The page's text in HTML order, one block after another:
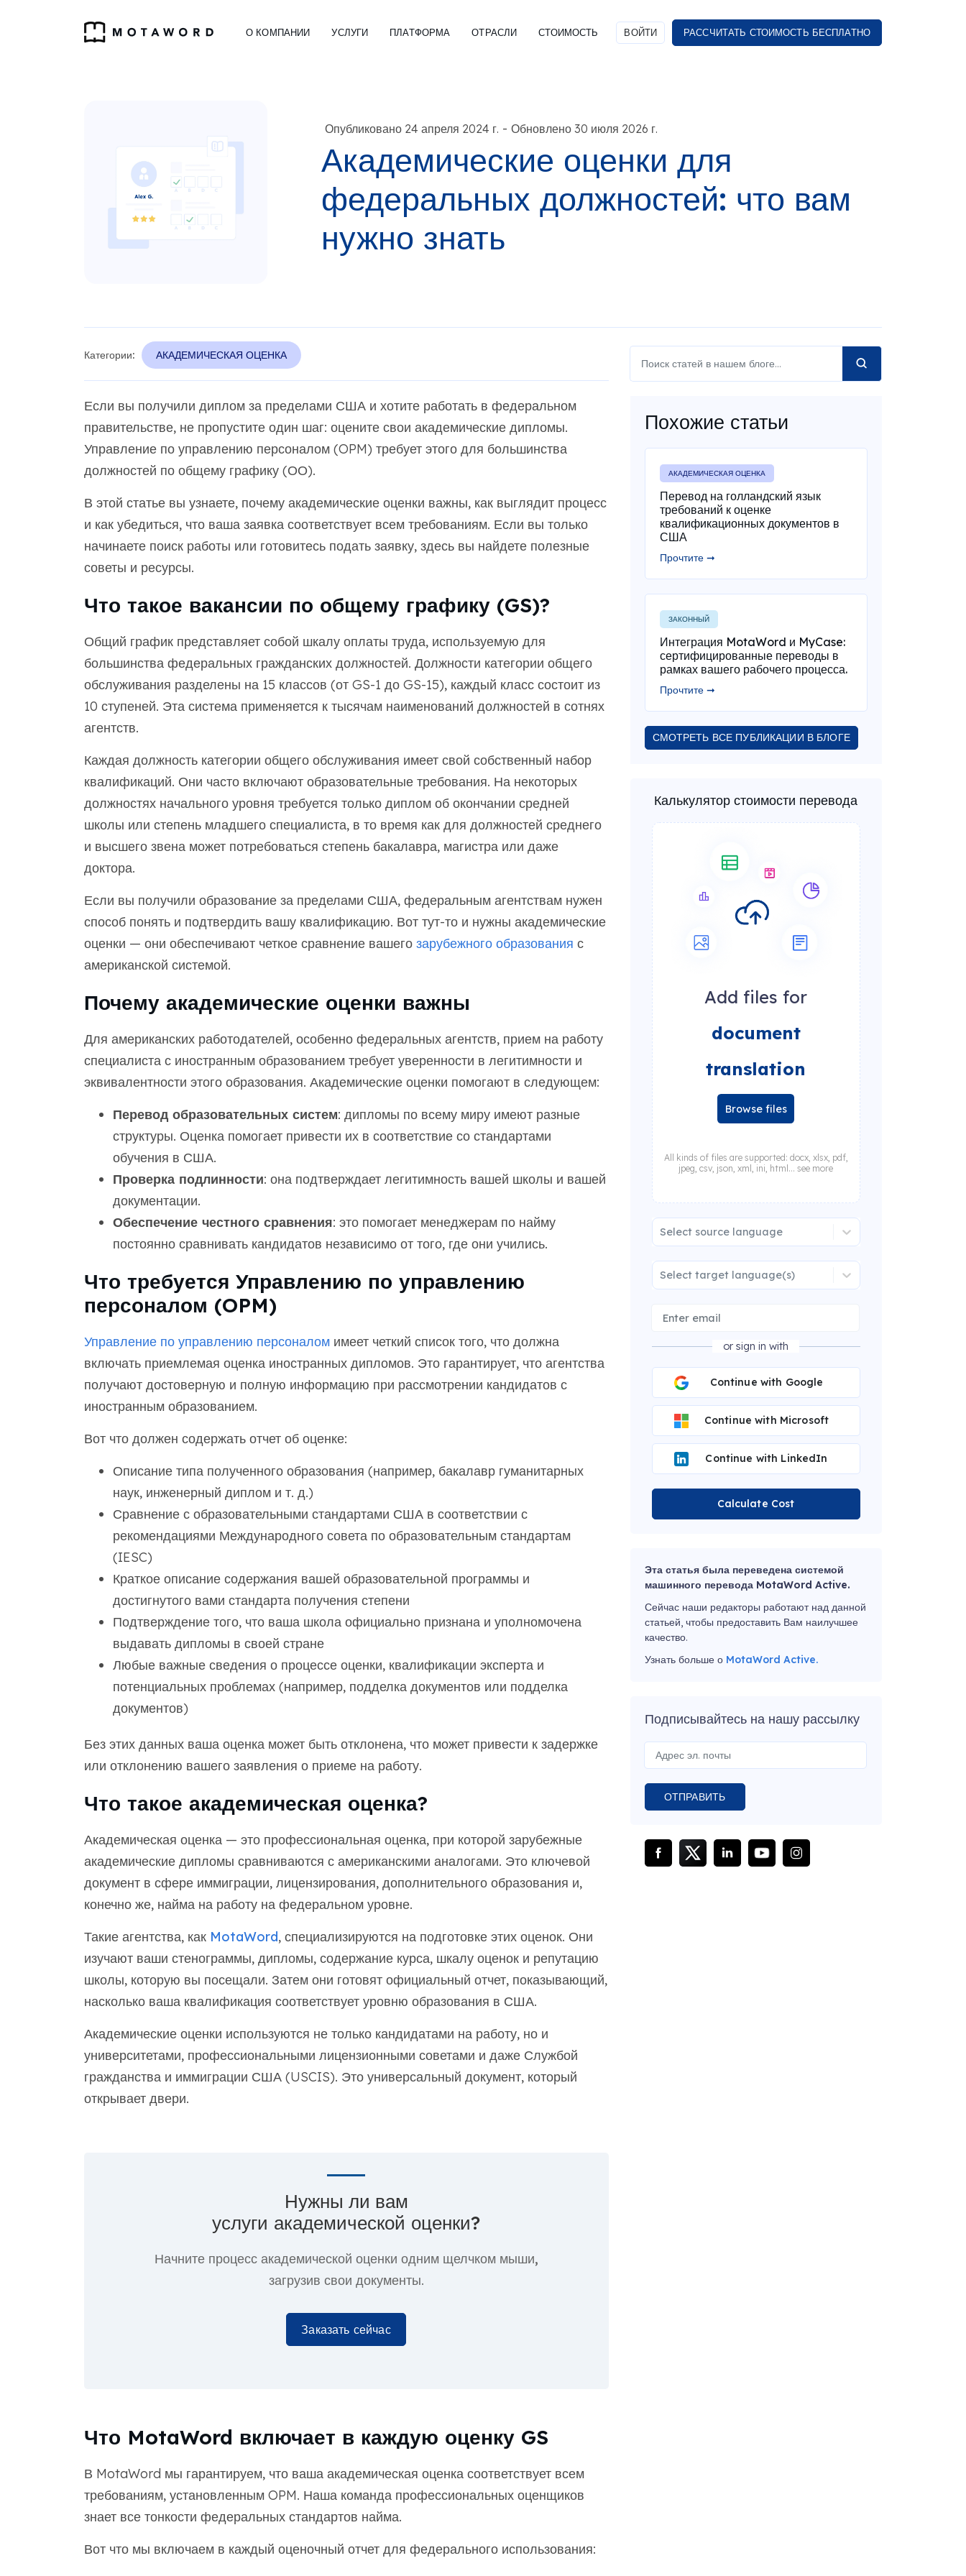
О КОМПАНИИ УСЛУГИ ПЛАТФОРМА ОТРАСЛИ СТОИМОСТЬ ВОЙТИ РАССЧИТАТЬ СТОИМОСТЬ БЕСПЛАТНО
Опубликовано 24 апреля 2024 г. - Обновлено 30 июля 2026 г.
Академические оценки для
федеральных должностей: что вам
нужно знать
Категории: АКАДЕМИЧЕСКАЯ ОЦЕНКА
Если вы получили диплом за пределами США и хотите работать в федеральном
правительстве, не пропустите один шаг: оцените свои академические дипломы.
Управление по управлению персоналом (OPM) требует этого для большинства
должностей по общему графику (ОО).
В этой статье вы узнаете, почему академические оценки важны, как выглядит процесс
и как убедиться, что ваша заявка соответствует всем требованиям. Если вы только
начинаете поиск работы или готовитесь подать заявку, здесь вы найдете полезные
советы и ресурсы.
Что такое вакансии по общему графику (GS)?
Общий график представляет собой шкалу оплаты труда, используемую для
большинства федеральных гражданских должностей. Должности категории общего
обслуживания разделены на 15 классов (от GS-1 до GS-15), каждый класс состоит из
10 ступеней. Эта система применяется к тысячам наименований должностей в сотнях
агентств.
Каждая должность категории общего обслуживания имеет свой собственный набор
квалификаций. Они часто включают образовательные требования. На некоторых
должностях начального уровня требуется только диплом об окончании средней
школы или степень младшего специалиста, в то время как для должностей среднего
и высшего звена может потребоваться степень бакалавра, магистра или даже
доктора.
Если вы получили образование за пределами США, федеральным агентствам нужен
способ понять и подтвердить вашу квалификацию. Вот тут-то и нужны академические
оценки — они обеспечивают четкое сравнение вашего зарубежного образования с
американской системой.
Почему академические оценки важны
Для американских работодателей, особенно федеральных агентств, прием на работу
специалиста с иностранным образованием требует уверенности в легитимности и
эквивалентности этого образования. Академические оценки помогают в следующем:
Перевод образовательных систем: дипломы по всему миру имеют разные
структуры. Оценка помогает привести их в соответствие со стандартами
обучения в США.
Проверка подлинности: она подтверждает легитимность вашей школы и вашей
документации.
Обеспечение честного сравнения: это помогает менеджерам по найму
постоянно сравнивать кандидатов независимо от того, где они учились.
Что требуется Управлению по управлению
персоналом (OPM)
Управление по управлению персоналомимеет четкий список того, что должна
включать приемлемая оценка иностранных дипломов. Это гарантирует, что агентства
получают достоверную и полную информацию при рассмотрении кандидатов с
иностранным образованием.
Вот что должен содержать отчет об оценке:
Описание типа полученного образования (например, бакалавр гуманитарных
наук, инженерный диплом и т. д.)
Сравнение с образовательными стандартами США в соответствии с
рекомендациями Международного совета по образовательным стандартам
(IESC)
Краткое описание содержания вашей образовательной программы и
достигнутого вами стандарта получения степени
Подтверждение того, что ваша школа официально признана и уполномочена
выдавать дипломы в своей стране
Любые важные сведения о процессе оценки, квалификации эксперта и
потенциальных проблемах (например, подделка документов или подделка
документов)
Без этих данных ваша оценка может быть отклонена, что может привести к задержке
или отклонению вашего заявления о приеме на работу.
Что такое академическая оценка?
Академическая оценка — это профессиональная оценка, при которой зарубежные
академические дипломы сравниваются с американскими аналогами. Это ключевой
документ в сфере иммиграции, лицензирования, дополнительного образования и,
конечно же, найма на работу на федеральном уровне.
Такие агентства, как MotaWord, специализируются на подготовке этих оценок. Они
изучают ваши стенограммы, дипломы, содержание курса, шкалу оценок и репутацию
школы, которую вы посещали. Затем они готовят официальный отчет, показывающий,
насколько ваша квалификация соответствует уровню образования в США.
Академические оценки используются не только кандидатами на работу, но и
университетами, профессиональными лицензионными советами и даже Службой
гражданства и иммиграции США (USCIS). Это универсальный документ, который
открывает двери.
Нужны ли вам
услуги академической оценки?
Начните процесс академической оценки одним щелчком мыши,
загрузив свои документы.
Заказать сейчас
Что MotaWord включает в каждую оценку GS
В MotaWord мы гарантируем, что ваша академическая оценка соответствует всем
требованиям, установленным OPM. Наша команда профессиональных оценщиков
знает все тонкости федеральных стандартов найма.
Вот что мы включаем в каждый оценочный отчет для федерального использования:
Похожие статьи
АКАДЕМИЧЕСКАЯ ОЦЕНКА
Перевод на голландский язык
требований к оценке
квалификационных документов в
США
Прочтите ➞
ЗАКОННЫЙ
Интеграция MotaWord и MyCase:
сертифицированные переводы в
рамках вашего рабочего процесса.
Прочтите ➞
СМОТРЕТЬ ВСЕ ПУБЛИКАЦИИ В БЛОГЕ
Калькулятор стоимости перевода
Add files for
document
translation
Browse files
All kinds of files are supported: docx, xlsx, pdf,
jpeg, csv, json, xml, ini, html... see more
Select source language
Select target language(s)
or sign in with
Continue with Google
Continue with Microsoft
Continue with LinkedIn
Calculate Cost
Эта статья была переведена системой
машинного перевода MotaWord Active.
Сейчас наши редакторы работают над данной
статьей, чтобы предоставить Вам наилучшее
качество.
Узнать больше о MotaWord Active.
Подписывайтесь на нашу рассылку
ОТПРАВИТЬ